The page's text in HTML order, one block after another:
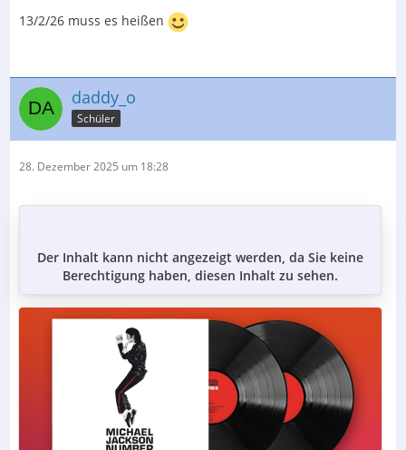
13/2/26 muss es heißen
daddy_o
Schüler
28. Dezember 2025 um 18:28
Der Inhalt kann nicht angezeigt werden, da Sie keine
Berechtigung haben, diesen Inhalt zu sehen.